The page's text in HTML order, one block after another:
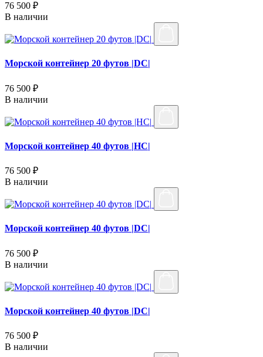
76 500 ₽
В наличии
Морской контейнер 20 футов |DC|
76 500 ₽
В наличии
Морской контейнер 40 футов |HC|
76 500 ₽
В наличии
Морской контейнер 40 футов |DC|
76 500 ₽
В наличии
Морской контейнер 40 футов |DC|
76 500 ₽
В наличии